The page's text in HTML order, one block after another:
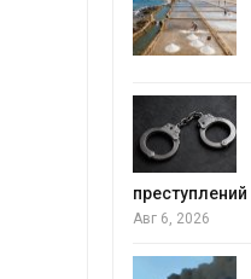
для сбора
преступлений
Авг 6, 2026